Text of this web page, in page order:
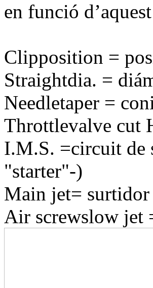
en funció
Clipposition =
Straightdia. =
Needletaper =
Throttlevalve cut
I.M.S. =circuit de
"starter"-)
Main jet=
Air screwslow jet